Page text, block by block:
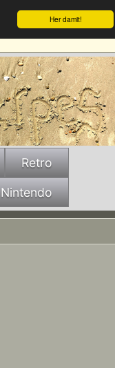
Her damit!
Retro
Nintendo